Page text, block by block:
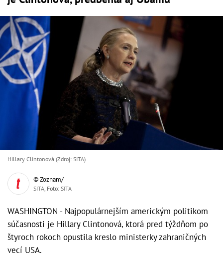
Hillary Clintonová (Zdroj: SITA)
© Zoznam/
SITA, Foto: SITA
WASHINGTON - Najpopulárnejším americkým politikom
súčasnosti je Hillary Clintonová, ktorá pred týždňom po
štyroch rokoch opustila kreslo ministerky zahraničných
vecí USA.